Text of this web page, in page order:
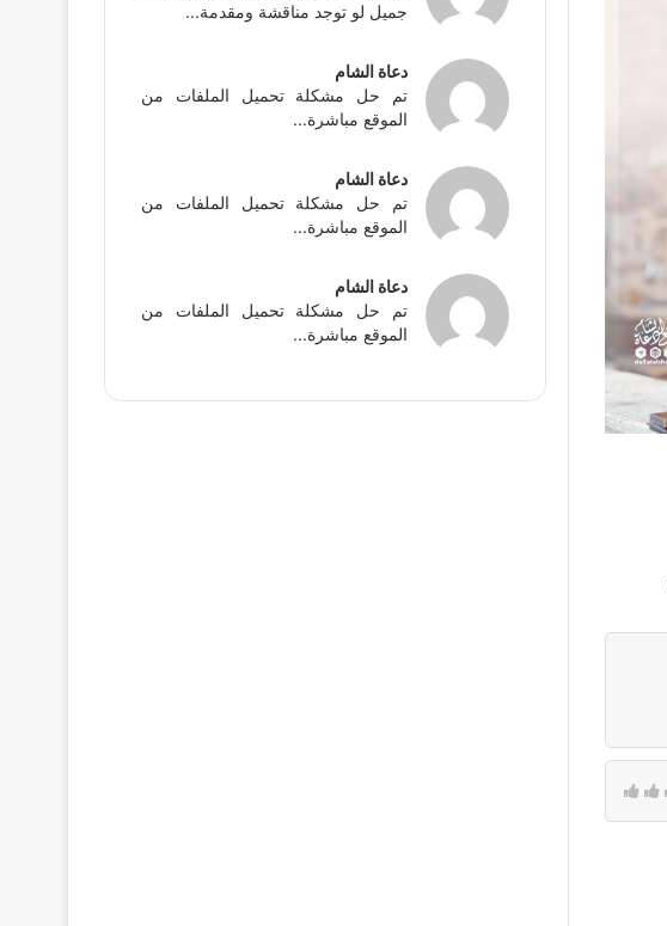
جميل لو توجد مناقشة ومقدمة...
دعاة الشام
تم حل مشكلة تحميل الملفات من
الموقع مباشرة...
دعاة الشام
تم حل مشكلة تحميل الملفات من
الموقع مباشرة...
دعاة الشام
تم حل مشكلة تحميل الملفات من
الموقع مباشرة...